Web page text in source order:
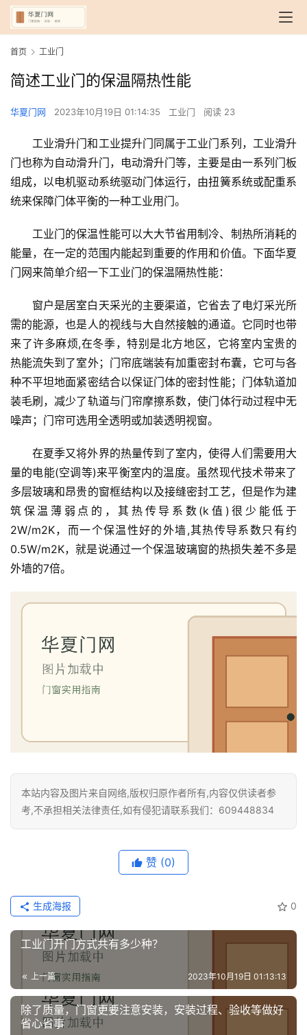
首
页
户
门
室
门
门
安
安
装
维
注册
首页 工业门
简述工业门的保温隔热性能
华夏门网 2023年10月19日 01:14:35 工业门 阅读 23
工业滑升门和工业提升门同属于工业门系列，工业滑升
门也称为自动滑升门，电动滑升门等，主要是由一系列门板
组成，以电机驱动系统驱动门体运行，由扭簧系统或配重系
统来保障门体平衡的一种工业用门。
工业门的保温性能可以大大节省用制冷、制热所消耗的
能量，在一定的范围内能起到重要的作用和价值。下面华夏
门网来简单介绍一下工业门的保温隔热性能：
窗户是居室白天采光的主要渠道，它省去了电灯采光所
需的能源，也是人的视线与大自然接触的通道。它同时也带
来了许多麻烦,在冬季，特别是北方地区，它将室内宝贵的
热能流失到了室外；门帘底端装有加重密封布囊，它可与各
种不平坦地面紧密结合以保证门体的密封性能；门体轨道加
装毛刷，减少了轨道与门帘摩擦系数，使门体行动过程中无
噪声；门帘可选用全透明或加装透明视窗。
在夏季又将外界的热量传到了室内，使得人们需要用大
量的电能(空调等)来平衡室内的温度。虽然现代技术带来了
多层玻璃和昂贵的窗框结构以及接缝密封工艺，但是作为建
筑保温薄弱点的，其热传导系数(k值)很少能低于
2W/m2K，而一个保温性好的外墙,其热传导系数只有约
0.5W/m2K，就是说通过一个保温玻璃窗的热损失差不多是
外墙的7倍。
本站内容及图片来自网络,版权归原作者所有,内容仅供读者参
考,不承担相关法律责任,如有侵犯请联系我们：609448834
赞 (0)
0
生成海报
工业门开门方式共有多少种？
上一篇 2023年10月19日 01:13:13
除了质量，门窗更要注意安装，安装过程、验收等做好
省心省事